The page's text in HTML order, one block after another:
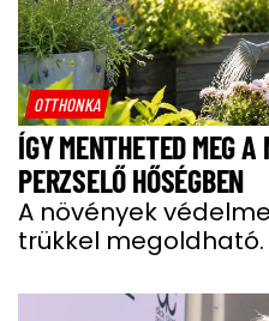
OTTHONKA
ÍGY MENTHETED MEG
PERZSELŐ HŐSÉGBEN
A növények
trükkel megoldható.